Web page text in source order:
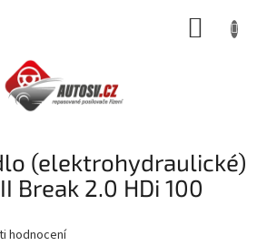
(elektrohydraulické)
Break 2.0 HDi 100
hodnocení